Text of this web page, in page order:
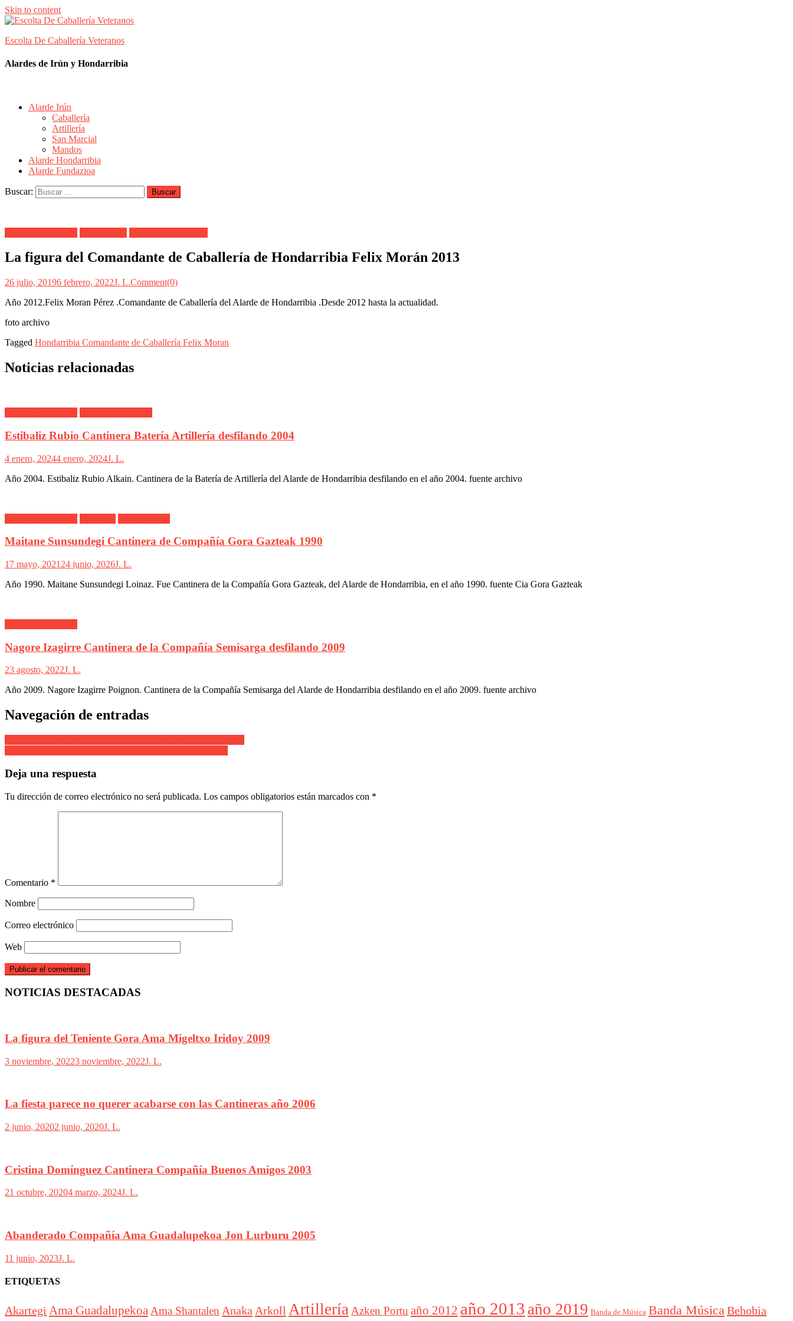
Skip to content
Escolta De Caballería Veteranos
Alardes de Irún y Hondarribia
Alarde Irún
Caballería
Artillería
San Marcial
Mandos
Alarde Hondarribia
Alarde Fundazioa
Buscar:
La figura del Comandante de Caballería de Hondarribia Felix Morán 2013
26 julio, 20196 febrero, 2022J. L.Comment(0)
Año 2012.Felix Moran Pérez .Comandante de Caballería del Alarde de Hondarribia .Desde 2012 hasta la actualidad.
foto archivo
Tagged Hondarribia Comandante de Caballería Felix Moran
Noticias relacionadas
Estibaliz Rubio Cantinera Batería Artillería desfilando 2004
4 enero, 20244 enero, 2024J. L.
Año 2004. Estibaliz Rubio Alkain. Cantinera de la Batería de Artillería del Alarde de Hondarribia desfilando en el año 2004. fuente archivo
Maitane Sunsundegi Cantinera de Compañía Gora Gazteak 1990
17 mayo, 2021 24 junio, 2026J. L.
Año 1990. Maitane Sunsundegi Loinaz. Fue Cantinera de la Compañía Gora Gazteak, del Alarde de Hondarribia, en el año 1990. fuente Cia Gora Gazteak
Nagore Izagirre Cantinera de la Compañía Semisarga desfilando 2009
23 agosto, 2022J. L.
Año 2009. Nagore Izagirre Poignon. Cantinera de la Compañía Semisarga del Alarde de Hondarribia desfilando en el año 2009. fuente archivo
Navegación de entradas
Deja una respuesta
Tu dirección de correo electrónico no será publicada. Los campos obligatorios están marcados con *
Comentario *
Nombre
Correo electrónico
Web
NOTICIAS DESTACADAS
La figura del Teniente Gora Ama Migeltxo Iridoy 2009
3 noviembre, 20223 noviembre, 2022J. L.
La fiesta parece no querer acabarse con las Cantineras año 2006
2 junio, 20202 junio, 2020J. L.
Cristina Domínguez Cantinera Compañía Buenos Amigos 2003
21 octubre, 20204 marzo, 2024J. L.
Abanderado Compañía Ama Guadalupekoa Jon Lurburu 2005
11 junio, 2023J. L.
ETIQUETAS
Akartegi Ama GuadalupekoaAma Shantalen AnakaArkoll ArtilleríaAzken Portu año 2012 año 2013 año 2019 Banda de Música Banda MúsicaBehobia